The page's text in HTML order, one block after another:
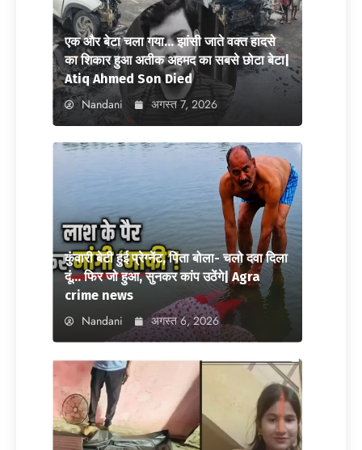
एक और बेटा चला गया… झांसी जाते वक्त हादसे
का शिकार हुआ अतीक अहमद का सबसे छोटा बेटा|
Atiq Ahmed Son Died
Nandani अगस्त 7, 2026
कुंवारी बेटी हुई प्रेग्नेंट, पिता बोला- चलो दवा दिला
दूं… फिर जो हुआ, सुनकर कांप उठेंगे| Agra
crime news
Nandani अगस्त 6, 2026